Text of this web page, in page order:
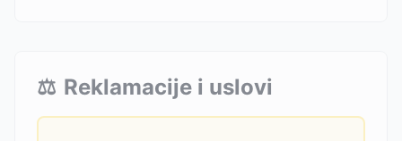
⚖️ Reklamacije i uslovi